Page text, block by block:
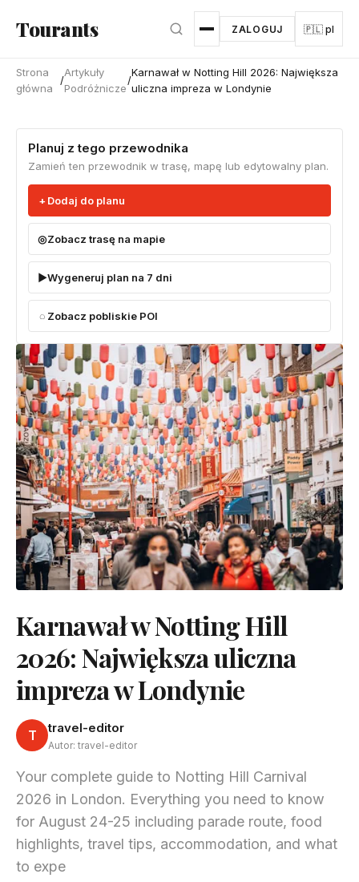
Tourants ZALOGUJ 🇵🇱 pl
Strona
główna
/
Artykuły
Podróżnicze
/
Karnawał w Notting Hill 2026: Największa
uliczna impreza w Londynie
Planuj z tego przewodnika
Zamień ten przewodnik w trasę, mapę lub edytowalny plan.
Dodaj do planu
Zobacz trasę na mapie
Wygeneruj plan na 7 dni
Zobacz pobliskie POI
Karnawał w Notting Hill
2026: Największa uliczna
impreza w Londynie
T travel-editor
Autor: travel-editor
Your complete guide to Notting Hill Carnival
2026 in London. Everything you need to know
for August 24-25 including parade route, food
highlights, travel tips, accommodation, and what
to expe